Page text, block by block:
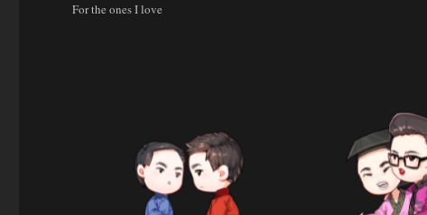
For the ones I love